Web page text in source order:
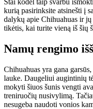
Štai kodėl taip svarbu
kurią pasirinksite atsinešti į
dalykų apie Chihuahuas ir
tikėtis, kai turite vieną iš šių
Namų rengimo
Chihuahuas yra gana
lauke. Daugeliui augintinių
mokyti šiuos šunis vengti
treniruočių nusivylimą.
nesugeba naudoti vonios